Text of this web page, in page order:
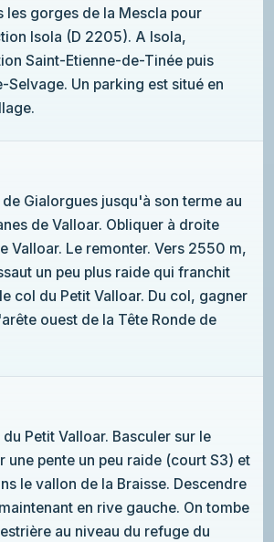
les gorges de la Mescla pour
Isola (D 2205). A Isola,
Saint-Etienne-de-Tinée puis
Selvage. Un parking est situé en
Gialorgues jusqu'à son terme au
de Valloar. Obliquer à droite
Valloar. Le remonter. Vers 2550 m,
un peu plus raide qui franchit
col du Petit Valloar. Du col, gagner
ouest de la Tête Ronde de
Petit Valloar. Basculer sur le
une pente un peu raide (court S3) et
le vallon de la Braisse. Descendre
en rive gauche. On tombe
au niveau du refuge du